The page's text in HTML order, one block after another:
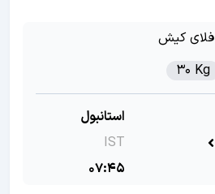
فلای کیش
30 Kg
استانبول
IST
07:45